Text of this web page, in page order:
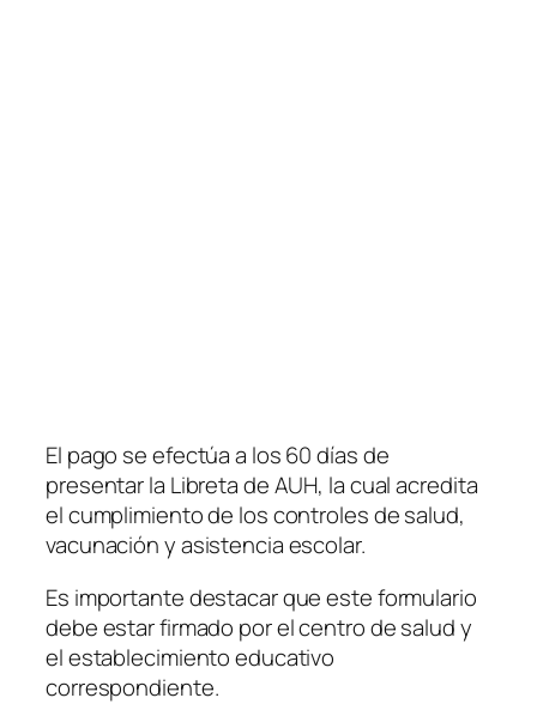
El pago se efectúa a los 60 días de
presentar la Libreta de AUH, la cual acredita
el cumplimiento de los controles de salud,
vacunación y asistencia escolar.
Es importante destacar que este formulario
debe estar firmado por el centro de salud y
el establecimiento educativo
correspondiente.